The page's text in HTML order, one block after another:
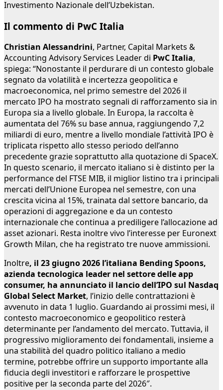
Investimento Nazionale dell’Uzbekistan.
Il commento di PwC Italia
Christian Alessandrini, Partner, Capital Markets &
Accounting Advisory Services Leader di PwC Italia,
spiega: “Nonostante il perdurare di un contesto globale
segnato da volatilità e incertezza geopolitica e
macroeconomica, nel primo semestre del 2026 il
mercato IPO ha mostrato segnali di rafforzamento sia in
Europa sia a livello globale. In Europa, la raccolta è
aumentata del 76% su base annua, raggiungendo 7,2
miliardi di euro, mentre a livello mondiale l’attività IPO è
triplicata rispetto allo stesso periodo dell’anno
precedente grazie soprattutto alla quotazione di SpaceX.
In questo scenario, il mercato italiano si è distinto per la
performance del FTSE MIB, il miglior listino tra i principali
mercati dell’Unione Europea nel semestre, con una
crescita vicina al 15%, trainata dal settore bancario, da
operazioni di aggregazione e da un contesto
internazionale che continua a prediligere l’allocazione ad
asset azionari. Resta inoltre vivo l’interesse per Euronext
Growth Milan, che ha registrato tre nuove ammissioni.
Inoltre, il 23 giugno 2026 l’italiana Bending Spoons,
azienda tecnologica leader nel settore delle app
consumer, ha annunciato il lancio dell’IPO sul Nasdaq
Global Select Market, l’inizio delle contrattazioni è
avvenuto in data 1 luglio. Guardando ai prossimi mesi, il
contesto macroeconomico e geopolitico resterà
determinante per l’andamento del mercato. Tuttavia, il
progressivo miglioramento dei fondamentali, insieme a
una stabilità del quadro politico italiano a medio
termine, potrebbe offrire un supporto importante alla
fiducia degli investitori e rafforzare le prospettive
positive per la seconda parte del 2026″.